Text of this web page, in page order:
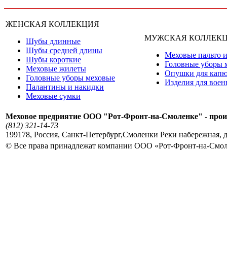
ЖЕНСКАЯ КОЛЛЕКЦИЯ
Шубы длинные
Шубы средней длины
Шубы короткие
Меховые жилеты
Головные уборы меховые
Палантины и накидки
Меховые сумки
МУЖСКАЯ
Меховые пальто
Головные уборы
Опушки для
Изделия для
Меховое предриятие ООО "Рот-Фронт-на-Смоленке" -
(812) 321-14-73
199178, Россия, Санкт-Петербург,Смоленки Реки набережная,
© Все права принадлежат компании ООО «Рот-Фронт-на-